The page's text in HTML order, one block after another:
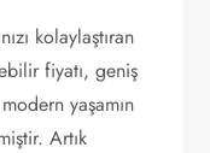
kolaylaştıran
fiyatı, geniş
yaşamın
Artık